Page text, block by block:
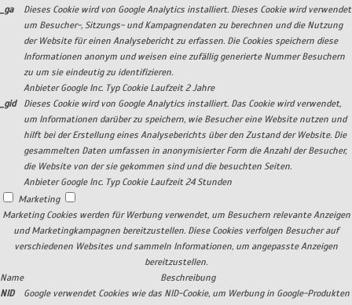
_ga
Dieses Cookie wird von Google Analytics installiert. Dieses Cookie wird verwendet
um Besucher-, Sitzungs- und Kampagnendaten zu berechnen und die Nutzung
der Website für einen Analysebericht zu erfassen. Die Cookies speichern diese
Informationen anonym und weisen eine zufällig generierte Nummer Besuchern
zu um sie eindeutig zu identifizieren.
Anbieter Google Inc. Typ Cookie Laufzeit 2 Jahre
_gid
Dieses Cookie wird von Google Analytics installiert. Das Cookie wird verwendet,
um Informationen darüber zu speichern, wie Besucher eine Website nutzen und
hilft bei der Erstellung eines Analyseberichts über den Zustand der Website. Die
gesammelten Daten umfassen in anonymisierter Form die Anzahl der Besucher,
die Website von der sie gekommen sind und die besuchten Seiten.
Anbieter Google Inc. Typ Cookie Laufzeit 24 Stunden
Marketing
Marketing Cookies werden für Werbung verwendet, um Besuchern relevante Anzeigen
und Marketingkampagnen bereitzustellen. Diese Cookies verfolgen Besucher auf
verschiedenen Websites und sammeln Informationen, um angepasste Anzeigen
bereitzustellen.
Name
Beschreibung
NID
Google verwendet Cookies wie das NID-Cookie, um Werbung in Google-Produkten